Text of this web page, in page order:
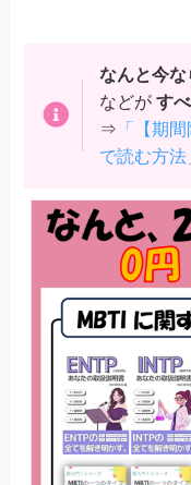
なんと今な
などが す
⇒ 「【期
で読む方法